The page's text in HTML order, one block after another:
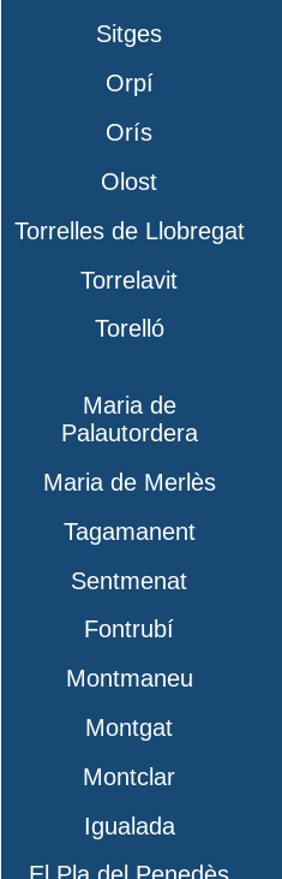
Sitges
Orpí
Orís
Olost
Torrelles de Llobregat
Torrelavit
Torelló
Maria de
Palautordera
Maria de Merlès
Tagamanent
Sentmenat
Fontrubí
Montmaneu
Montgat
Montclar
Igualada